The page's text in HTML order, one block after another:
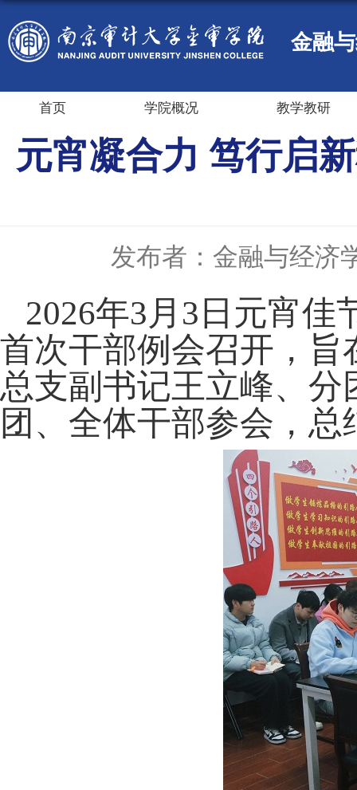
金融
首页 学院概况 教学教研
元宵凝合力 笃行启
发布者：金融与经济
2026年3月3日元宵
首次干部例会召开，
总支副书记王立峰、
团、全体干部参会，